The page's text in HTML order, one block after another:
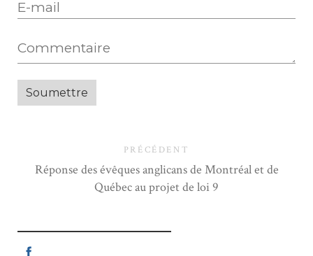
PRÉCÉDENT
Réponse des évêques anglicans de Montréal et de
Québec au projet de loi 9